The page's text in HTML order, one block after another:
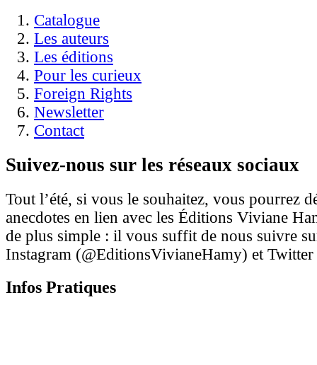
Catalogue
Les auteurs
Les éditions
Pour les curieux
Foreign Rights
Newsletter
Contact
Suivez-nous sur les réseaux sociaux
Tout l’été, si vous le souhaitez, vous pourrez
anecdotes en lien avec les Éditions Viviane
de plus simple : il vous suffit de nous suivre
Instagram (@EditionsVivianeHamy) et
Infos Pratiques